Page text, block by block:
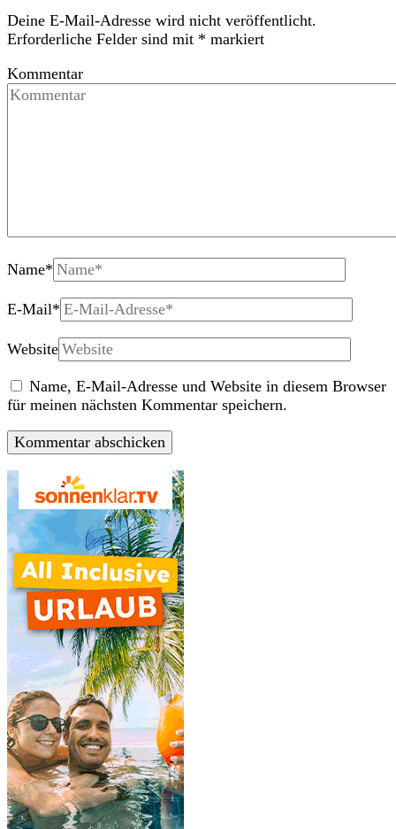
Deine E-Mail-Adresse wird nicht veröffentlicht.
Erforderliche Felder sind mit * markiert
Kommentar
Name*
E-Mail*
Website
Name, E-Mail-Adresse und Website in diesem Browser
für meinen nächsten Kommentar speichern.